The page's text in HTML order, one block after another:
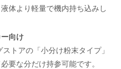
体より軽量で機内持ち込みし
向け
トアの「小分け粉末タイプ」
要な分だけ持参可能です。